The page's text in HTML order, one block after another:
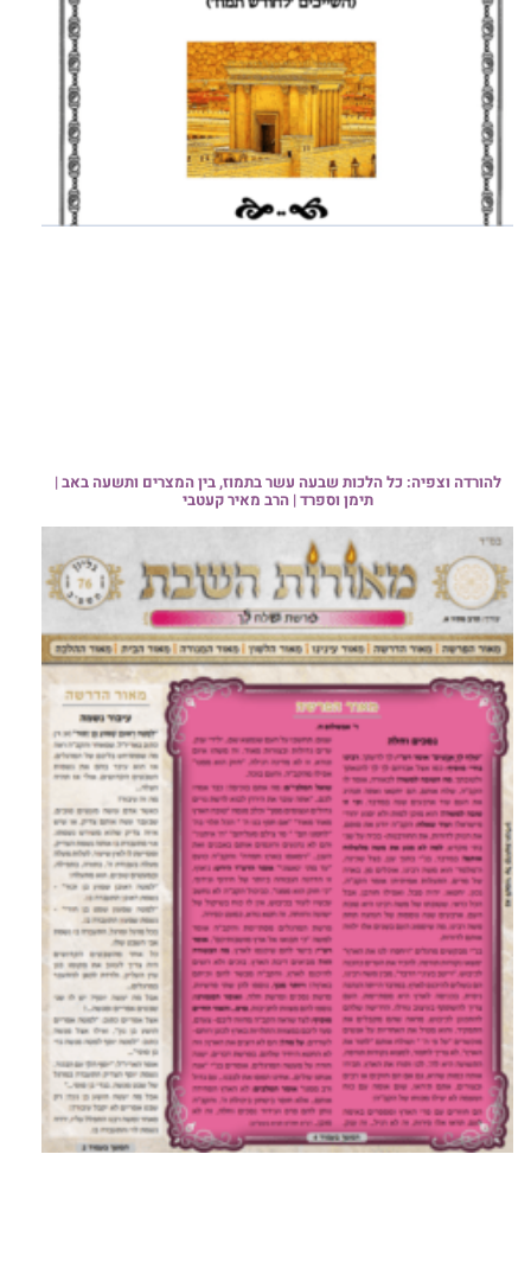
להורדה וצפיה: כל הלכות שבעה עשר בתמוז, בין המצרים ותשעה באב |
תימן וספרד | הרב מאיר קעטבי